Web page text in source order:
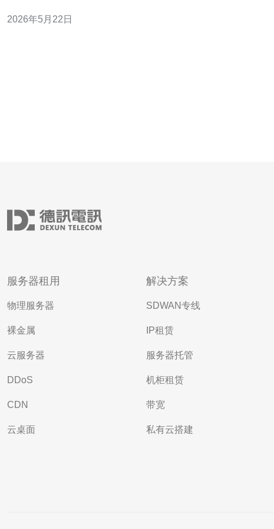
与合规能力，才是真正的商业护航。 在越南本土或面向越
2026年5月22日
服务器租用
物理服务器
裸金属
云服务器
DDoS
CDN
云桌面
解决方案
SDWAN专线
IP租赁
服务器托管
机柜租赁
带宽
私有云搭建